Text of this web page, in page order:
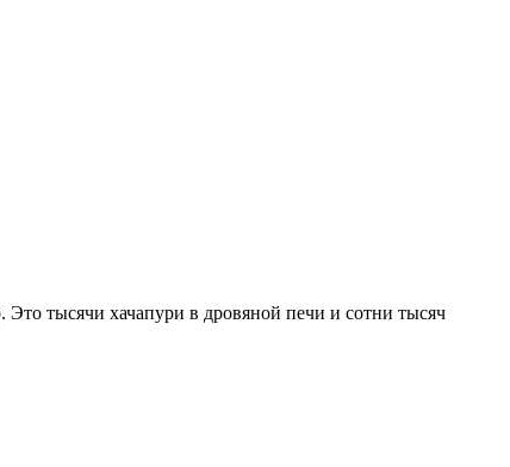
тысячи хачапури в дровяной печи и сотни тысяч